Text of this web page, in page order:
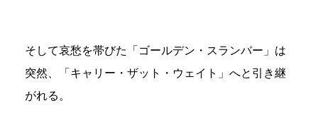
そして哀愁を帯びた「ゴールデン・スランバー」は
突然、「キャリー・ザット・ウェイト」へと引き継
がれる。